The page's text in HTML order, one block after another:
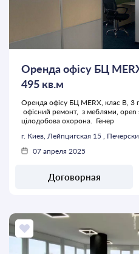
Оренда офісу БЦ
495 кв.м
Оренда офісу БЦ MERX, клас В, 3
офісний ремонт, з меблями, open
цілодобова охорона. Генер
г. Киев, Лейпцигская 15 ,
07 апреля 2025
Договорная